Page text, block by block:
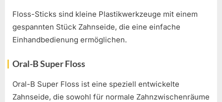
Floss-Sticks sind kleine Plastikwerkzeuge mit einem
gespannten Stück Zahnseide, die eine einfache
Einhandbedienung ermöglichen.
Oral-B Super Floss
Oral-B Super Floss ist eine speziell entwickelte
Zahnseide, die sowohl für normale Zahnzwischenräume